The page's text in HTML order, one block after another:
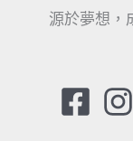
源於夢想，